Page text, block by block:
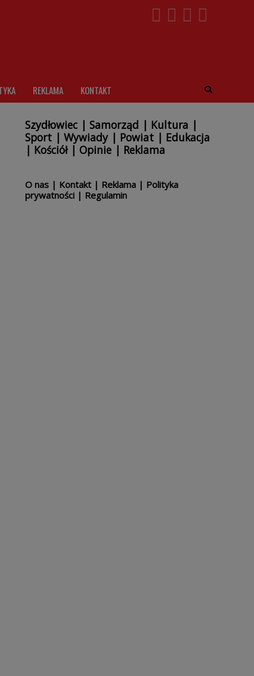
REKLAMA KONTAKT
Szydłowiec| Samorząd | Kultura |
Sport| Wywiady| Powiat| Edukacja
| Kościół| Opinie| Reklama
O nas| Kontakt| Reklama| Polityka
prywatności| Regulamin